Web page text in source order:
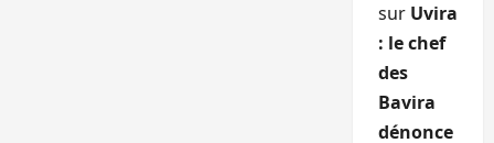
sur Uvira
: le chef
des
Bavira
dénonce